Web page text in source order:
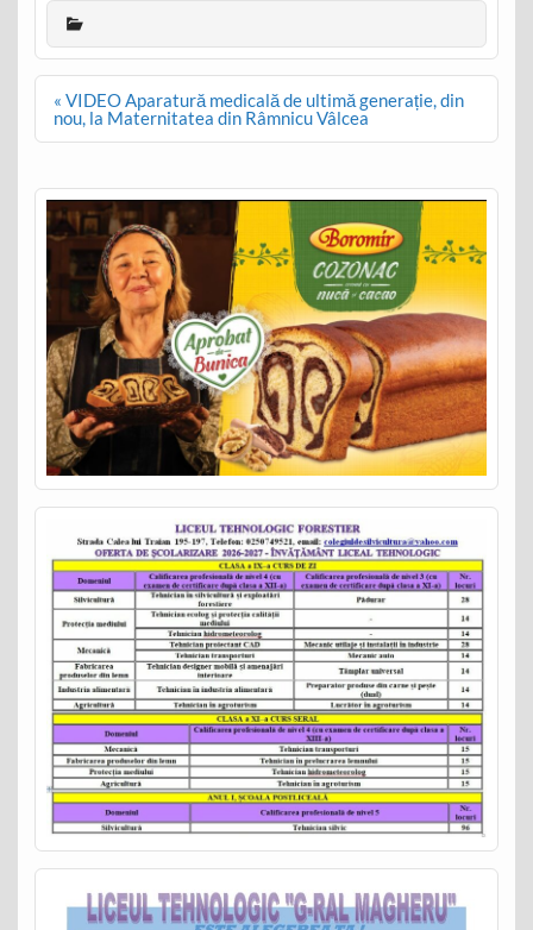
Post
navigation
« VIDEO Aparatură medicală de ultimă generație, din
nou, la Maternitatea din Râmnicu Vâlcea